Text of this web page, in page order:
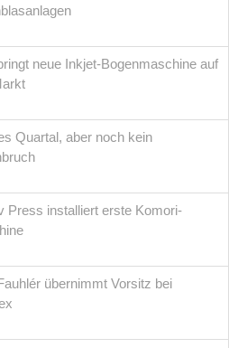
neue Inkjet-Bogenmaschine auf
Quartal, aber noch kein
Press installiert erste Komori-
übernimmt Vorsitz bei